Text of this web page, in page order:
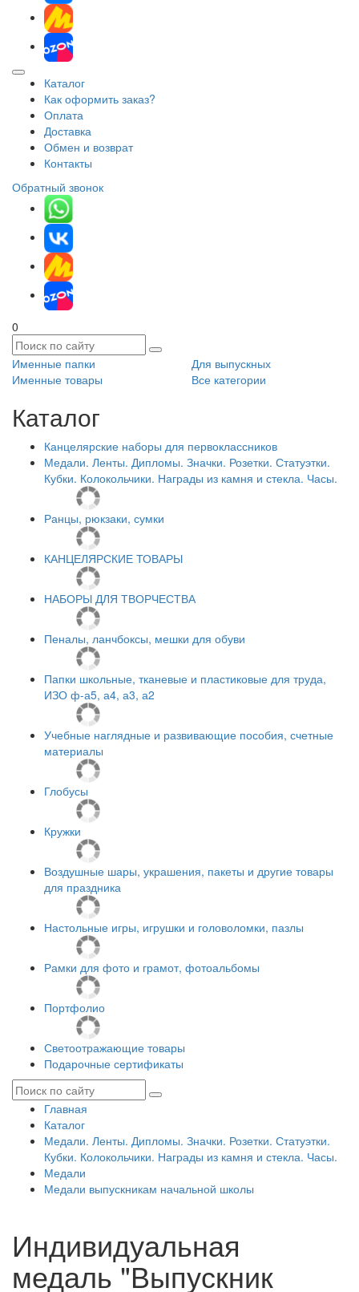
Каталог
Как оформить заказ?
Оплата
Доставка
Обмен и возврат
Контакты
Обратный звонок
0
Именные папки
Для выпускных
Именные товары
Все категории
Каталог
Канцелярские наборы для первоклассников
Медали. Ленты. Дипломы. Значки. Розетки. Статуэтки.
Кубки. Колокольчики. Награды из камня и стекла. Часы.
Ранцы, рюкзаки, сумки
КАНЦЕЛЯРСКИЕ ТОВАРЫ
НАБОРЫ ДЛЯ ТВОРЧЕСТВА
Пеналы, ланчбоксы, мешки для обуви
Папки школьные, тканевые и пластиковые для труда,
ИЗО ф-а5, а4, а3, а2
Учебные наглядные и развивающие пособия, счетные
материалы
Глобусы
Кружки
Воздушные шары, украшения, пакеты и другие товары
для праздника
Настольные игры, игрушки и головоломки, пазлы
Рамки для фото и грамот, фотоальбомы
Портфолио
Светоотражающие товары
Подарочные сертификаты
Главная
Каталог
Медали. Ленты. Дипломы. Значки. Розетки. Статуэтки.
Кубки. Колокольчики. Награды из камня и стекла. Часы.
Медали
Медали выпускникам начальной школы
Индивидуальная
медаль "Выпускник